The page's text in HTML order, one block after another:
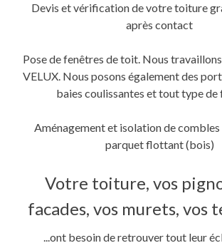
Devis et vérification de votre toiture
après contact
Pose de fenêtres de toit. Nous
VELUX. Nous posons également des
baies coulissantes et tout type de
Aménagement et isolation de combles
parquet flottant (bois)
Votre toiture, vos
facades, vos murets, vos
...ont besoin de retrouver tout leur